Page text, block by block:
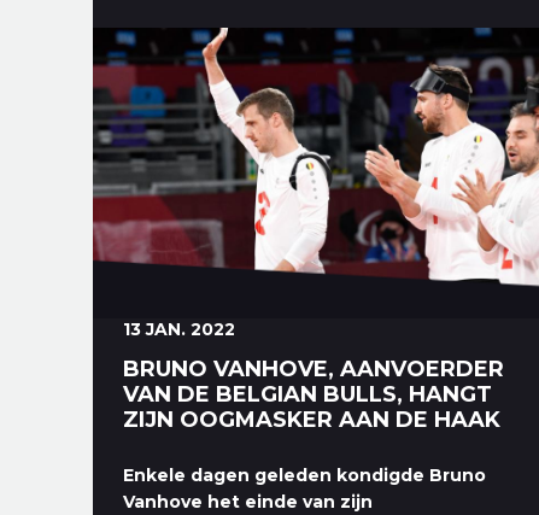
13 JAN. 2022
BRUNO VANHOVE, AANVOERDER
VAN DE BELGIAN BULLS, HANGT
ZIJN OOGMASKER AAN DE HAAK
Enkele dagen geleden kondigde Bruno
Vanhove het einde van zijn